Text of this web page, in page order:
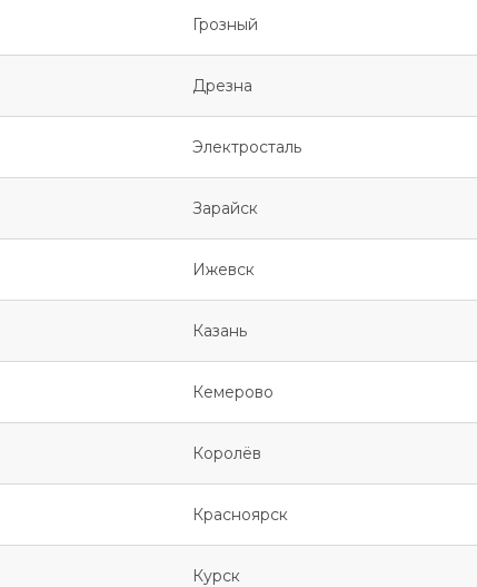
Грозный
Дрезна
Электросталь
Зарайск
Ижевск
Казань
Кемерово
Королёв
Красноярск
Курск